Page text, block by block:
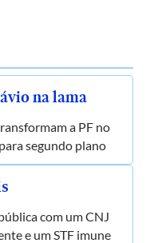
na lama
a PF no
segundo plano
com um CNJ
e um STF imune